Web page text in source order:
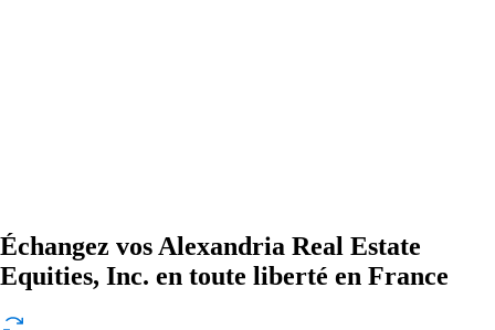
Échangez vos Alexandria Real Estate
Equities, Inc. en toute liberté en France